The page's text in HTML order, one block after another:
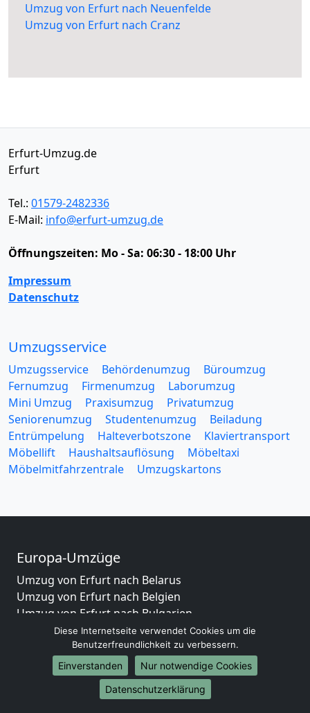
Umzug von Erfurt nach Neuenfelde
Umzug von Erfurt nach Cranz
Erfurt-Umzug.de
Erfurt
Tel.: 01579-2482336
E-Mail: info@erfurt-umzug.de
Öffnungszeiten: Mo - Sa: 06:30 - 18:00 Uhr
Impressum
Datenschutz
Umzugsservice
Umzugsservice Behördenumzug
Büroumzug
Fernumzug
Firmenumzug
Laborumzug
Mini Umzug
Praxisumzug
Privatumzug
Seniorenumzug
Studentenumzug
Beiladung
Entrümpelung
Halteverbotszone
Klaviertransport
Möbellift
Haushaltsauflösung
Möbeltaxi
Möbelmitfahrzentrale
Umzugskartons
Europa-Umzüge
Umzug von Erfurt nach Belarus
Umzug von Erfurt nach Belgien
Umzug von Erfurt nach Bulgarien
Umzug von Erfurt nach Dänemark
Umzug von Erfurt nach England
Umzug von Erfurt nach Portugal
Umzug von Erfurt nach Bosnien und Herzegowina
Umzug von Erfurt nach Irland
Diese Internetseite verwendet Cookies um die
Benutzerfreundlichkeit zu verbessern.
Einverstanden
Nur notwendige Cookies
Datenschutzerklärung